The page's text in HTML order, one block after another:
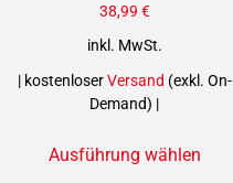
38,99 €
inkl. MwSt.
| kostenloserVersand (exkl. On-
Demand) |
Ausführung wählen